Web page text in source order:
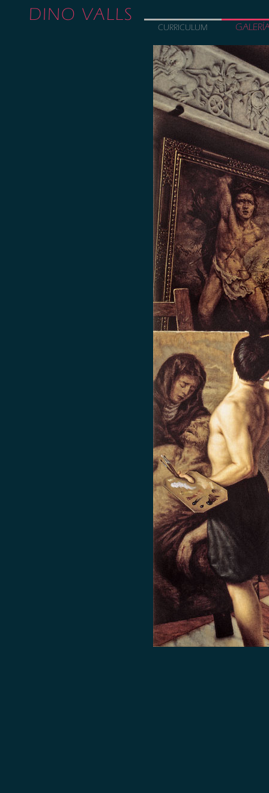
DINO VALLS
CURRICULUM